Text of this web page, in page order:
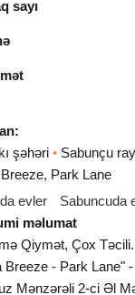
sayı
şəhəri • Sabunçu
Park Lane
evler
Sabuncuda
məlumat
Qiymət, Çox Təcili.
Breeze - Park Lane"
Mənzərəli 2-ci Əl